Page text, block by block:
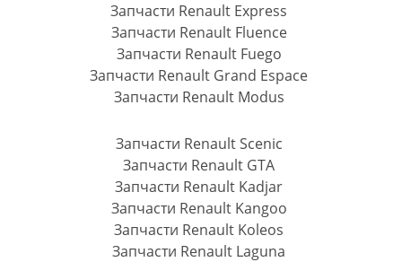
Запчасти Renault Express
Запчасти Renault Fluence
Запчасти Renault Fuego
Запчасти Renault Grand Espace
Запчасти Renault Modus
Запчасти Renault Scenic
Запчасти Renault GTA
Запчасти Renault Kadjar
Запчасти Renault Kangoo
Запчасти Renault Koleos
Запчасти Renault Laguna